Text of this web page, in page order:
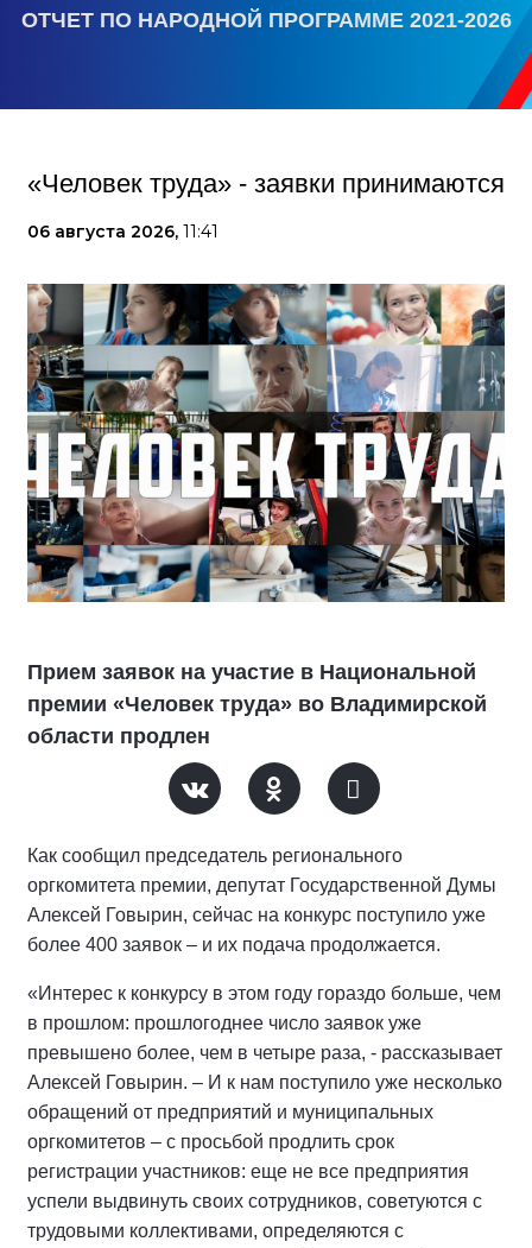
ОТЧЕТ ПО НАРОДНОЙ ПРОГРАММЕ 2021-2026
«Человек труда» - заявки принимаются
06 августа 2026, 11:41
Прием заявок на участие в Национальной
премии «Человек труда» во Владимирской
области продлен
Как сообщил председатель регионального
оргкомитета премии, депутат Государственной Думы
Алексей Говырин, сейчас на конкурс поступило уже
более 400 заявок – и их подача продолжается.
«Интерес к конкурсу в этом году гораздо больше, чем
в прошлом: прошлогоднее число заявок уже
превышено более, чем в четыре раза, - рассказывает
Алексей Говырин. – И к нам поступило уже несколько
обращений от предприятий и муниципальных
оргкомитетов – с просьбой продлить срок
регистрации участников: еще не все предприятия
успели выдвинуть своих сотрудников, советуются с
трудовыми коллективами, определяются с